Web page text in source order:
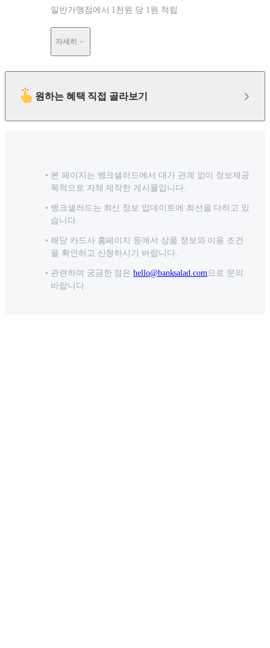
일반가맹점에서 1천원 당 1원 적립
자세히
원하는 혜택 직접 골라보기
본 페이지는 뱅크샐러드에서 대가 관계 없이 정보제공
목적으로 자체 제작한 게시물입니다.
뱅크샐러드는 최신 정보 업데이트에 최선을 다하고 있
습니다.
해당 카드사 홈페이지 등에서 상품 정보와 이용 조건
을 확인하고 신청하시기 바랍니다.
관련하여 궁금한 점은 hello@banksalad.com으로 문의
바랍니다.